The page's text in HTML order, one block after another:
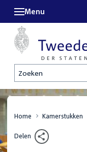
Zoeken
Menu
Home Kamerstukken
Delen